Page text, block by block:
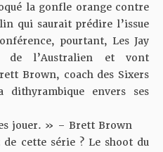
la gonfle orange contre
qui saurait prédire l’issue
pourtant, Les Jay
de l’Australien et vont
Brown, coach des Sixers
dithyrambique envers ses
jouer. » – Brett Brown
cette série ? Le shoot du